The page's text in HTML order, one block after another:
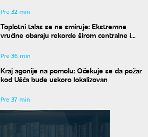
Pre 32 min
Toplotni talas se ne smiruje: Ekstremne
vrućine obaraju rekorde širom centralne i
Pre 36 min
Kraj agonije na pomolu: Očekuje se da požar
kod Ušća bude uskoro lokalizovan
Pre 37 min